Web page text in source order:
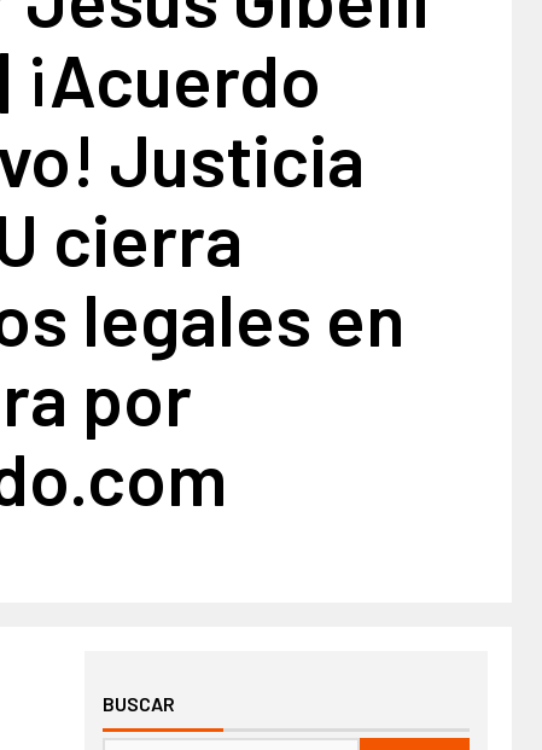
¡Acuerdo
Justicia
cierra
legales en
por
BUSCAR